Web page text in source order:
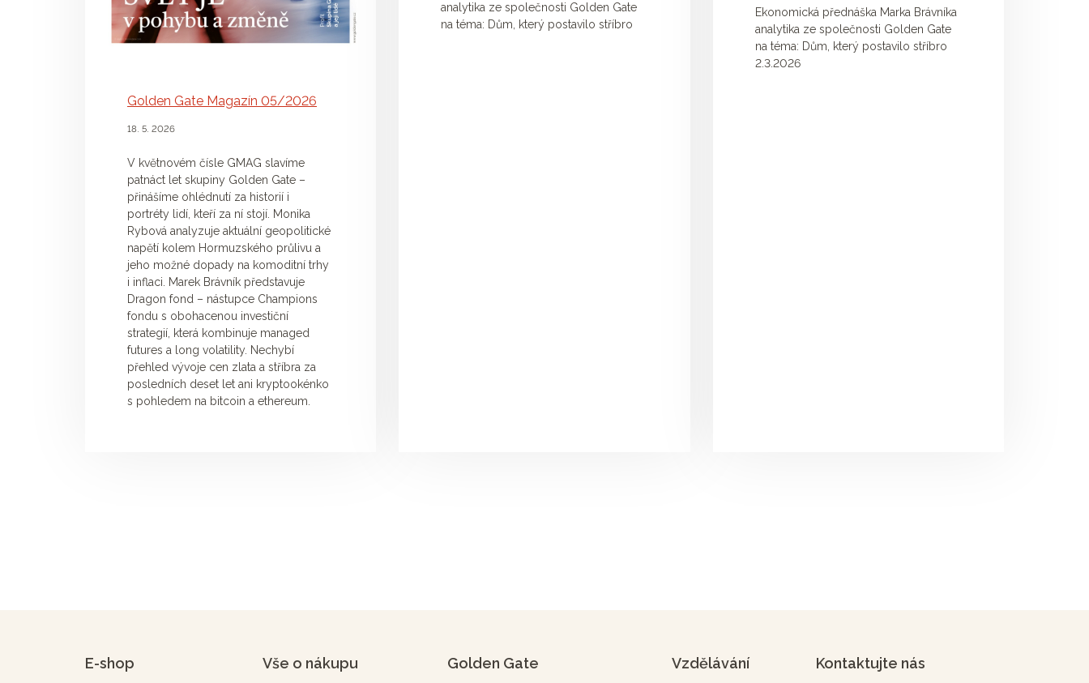
Golden Gate Magazín 05/2026
18. 5. 2026
V květnovém čísle GMAG slavíme
patnáct let skupiny Golden Gate –
přinášíme ohlédnutí za historií i
portréty lidí, kteří za ní stojí. Monika
Rybová analyzuje aktuální geopolitické
napětí kolem Hormuzského průlivu a
jeho možné dopady na komoditní trhy
i inflaci. Marek Brávník představuje
Dragon fond – nástupce Champions
fondu s obohacenou investiční
strategií, která kombinuje managed
futures a long volatility. Nechybí
přehled vývoje cen zlata a stříbra za
posledních deset let ani kryptookénko
s pohledem na bitcoin a ethereum.
analytika ze společnosti Golden Gate
na téma: Dům, který postavilo stříbro
Ekonomická přednáška Marka Brávníka
analytika ze společnosti Golden Gate
na téma: Dům, který postavilo stříbro
2.3.2026
E-shop Vše o nákupu Golden Gate Vzdělávání Kontaktujte nás